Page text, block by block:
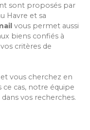
sont proposés par
Havre et sa
vous permet aussi
biens confiés à
critères de
vous cherchez en
ce cas, notre équipe
vos recherches.